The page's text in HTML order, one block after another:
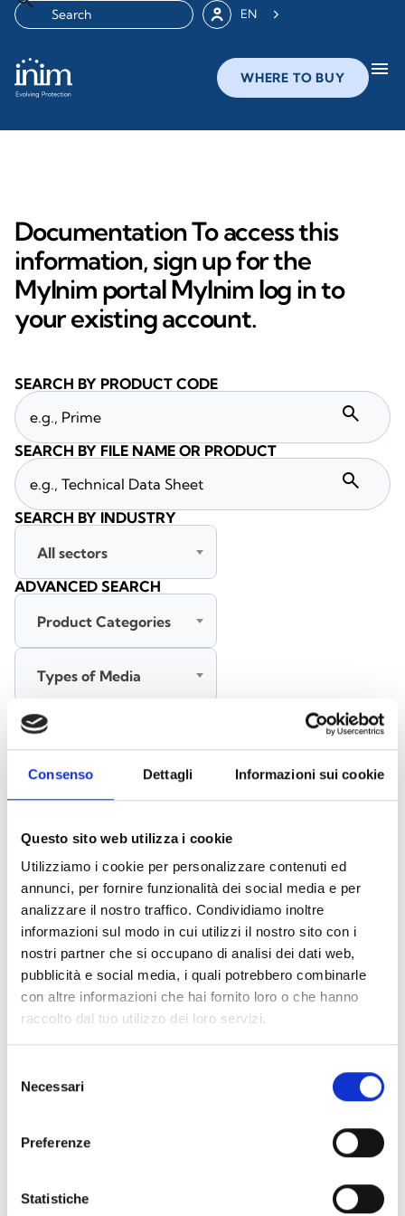
Consenso Dettagli Informazioni sui cookie
Questo sito web utilizza i cookie
Utilizziamo i cookie per personalizzare contenuti ed
annunci, per fornire funzionalità dei social media e per
analizzare il nostro traffico. Condividiamo inoltre
informazioni sul modo in cui utilizzi il nostro sito con i
nostri partner che si occupano di analisi dei dati web,
pubblicità e social media, i quali potrebbero combinarle
con altre informazioni che hai fornito loro o che hanno
raccolto dal tuo utilizzo dei loro servizi.
delNecessari
Preferenze
Statistiche
EN
WHERE TO BUY menu
Documentation To access this
information, sign up for the
MyInim portal MyInim log in to
your existing account.
Accessories EB00 Bases - Materials
Accessories for detector testing - Materials(6)
Documents(6992)
Select All
Please log in before downloading content marked with
the icon lock
SEARCH BY PRODUCT CODE
search
SEARCH BY FILE NAME OR PRODUCT
search
SEARCH BY INDUSTRY
All sectors
ADVANCED SEARCH
Product Categories
Types of Media
All languages
SEARCH